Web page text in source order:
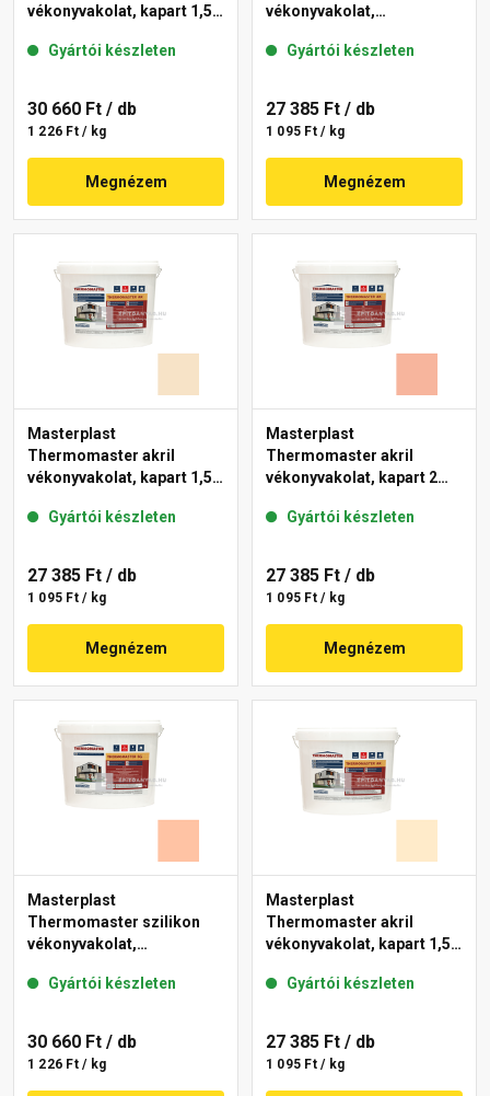
vékonyvakolat, kapart 1,5
Gyártói készleten
30 660 Ft / db
1 226 Ft / kg
Megnézem
vékonyvakolat,
15-D 25 kg
Gyártói készleten
27 385 Ft / db
1 095 Ft / kg
Megnézem
Masterplast
Thermomaster akril
vékonyvakolat, kapart 1,5
Gyártói készleten
27 385 Ft / db
1 095 Ft / kg
Megnézem
Masterplast
Thermomaster akril
vékonyvakolat, kapart 2
Gyártói készleten
27 385 Ft / db
1 095 Ft / kg
Megnézem
Masterplast
Thermomaster szilikon
vékonyvakolat,
15-D 25 kg
Gyártói készleten
30 660 Ft / db
1 226 Ft / kg
Masterplast
Thermomaster akril
vékonyvakolat, kapart 1,5
Gyártói készleten
27 385 Ft / db
1 095 Ft / kg